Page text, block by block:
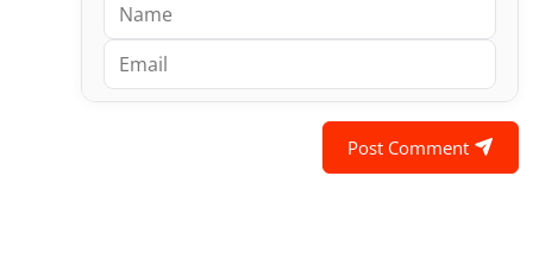
Post Comment